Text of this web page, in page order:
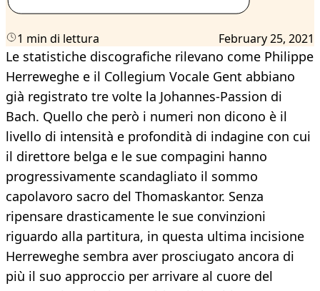
1 min di lettura February 25, 2021
Le statistiche discografiche rilevano come Philippe
Herreweghe e il Collegium Vocale Gent abbiano
già registrato tre volte la Johannes-Passion di
Bach. Quello che però i numeri non dicono è il
livello di intensità e profondità di indagine con cui
il direttore belga e le sue compagini hanno
progressivamente scandagliato il sommo
capolavoro sacro del Thomaskantor. Senza
ripensare drasticamente le sue convinzioni
riguardo alla partitura, in questa ultima incisione
Herreweghe sembra aver prosciugato ancora di
più il suo approccio per arrivare al cuore del